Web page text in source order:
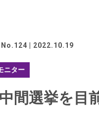
No.124 | 2022.10.19
ニター
間選挙を目